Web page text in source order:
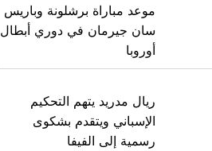
موعد مباراة برشلونة وباريس
سان جيرمان في دوري أبطال
أوروبا
ريال مدريد يتهم التحكيم
الإسباني ويتقدم بشكوى
رسمية إلى الفيفا